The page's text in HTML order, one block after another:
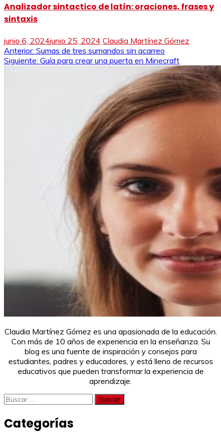
Analizador sintactico de latín: oraciones, frases y
sintaxis
junio 6, 2024junio 25, 2024 Claudia Martínez Gómez
Navegación
de
Anterior: Sumas de tres sumandos sin acarreo
Siguiente: Guía para crear una puerta en Minecraft
Claudia Martínez Gómez es una apasionada de la educación.
Con más de 10 años de experiencia en la enseñanza. Su
blog es una fuente de inspiración y consejos para
estudiantes, padres y educadores, y está lleno de recursos
educativos que pueden transformar la experiencia de
aprendizaje.
Buscar:
Categorías